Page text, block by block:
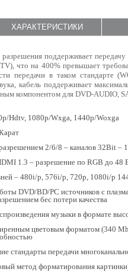
ХАРАКТЕРИСТИКИ
поддерживает
что на 400% превышает
передачи в таком стандарте
кабель поддерживает
компонентом для DVD-AUDIO,
Hdtv, 1080p/Wxga, 1440p/Woxga
2/6/8 – каналов 32Bit –
1.3 – разрешение по RGB до 48
– 480i/p, 576i/p, 720p, 1080i/p
DVD/BD/PC источников с
бес потери качества
музыки в формате
цветовым форматом (340
стандарты передачи
метод форматирования